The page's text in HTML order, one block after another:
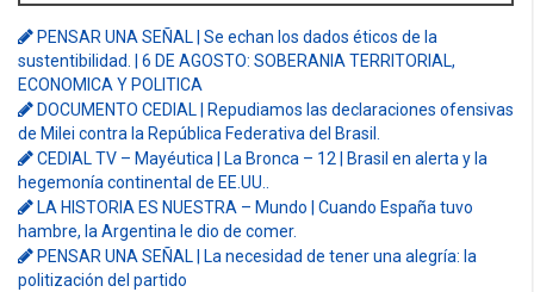
PENSAR UNA SEÑAL | Se echan los dados éticos de la
sustentibilidad. | 6 DE AGOSTO: SOBERANIA TERRITORIAL,
ECONOMICA Y POLITICA
DOCUMENTO CEDIAL | Repudiamos las declaraciones ofensivas
de Milei contra la República Federativa del Brasil.
CEDIAL TV – Mayéutica | La Bronca – 12 | Brasil en alerta y la
hegemonía continental de EE.UU..
LA HISTORIA ES NUESTRA – Mundo | Cuando España tuvo
hambre, la Argentina le dio de comer.
PENSAR UNA SEÑAL | La necesidad de tener una alegría: la
politización del partido